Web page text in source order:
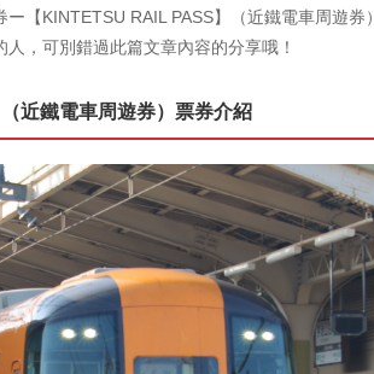
【KINTETSU RAIL PASS】（近鐵電車周遊券）
，可別錯過此篇文章內容的分享哦！
近鐵電車周遊券）票券介紹